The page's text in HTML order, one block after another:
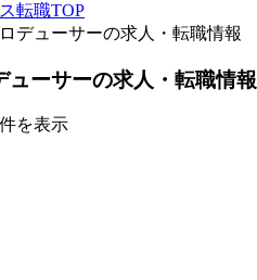
転職TOP
デューサーの求人・転職情報
ューサーの求人・転職情報
件を表示